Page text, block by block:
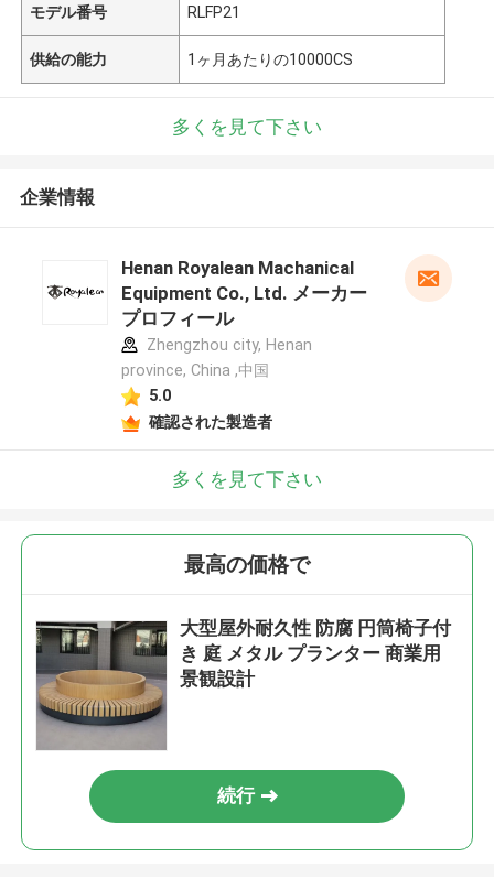
モデル番号 RLFP21
供給の能力 1ヶ月あたりの10000CS
多くを見て下さい
企業情報
Henan Royalean Machanical
Equipment Co., Ltd. メーカー
プロフィール
Zhengzhou city, Henan
province, China ,中国
5.0
確認された製造者
多くを見て下さい
最高の価格で
大型屋外耐久性 防腐 円筒椅子付
き 庭 メタル プランター 商業用
景観設計
続行